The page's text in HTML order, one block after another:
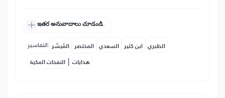
ఇతర అనువాదాలు చూడండి.
التفاسير: المُيسَّر المختصر السعدي ابن كثير الطبري
النفحات المكية | هدايات